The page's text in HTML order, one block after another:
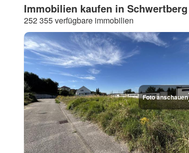
Immobilien kaufen in Schwertberg
252 355 verfügbare immobilien
Foto anschauen